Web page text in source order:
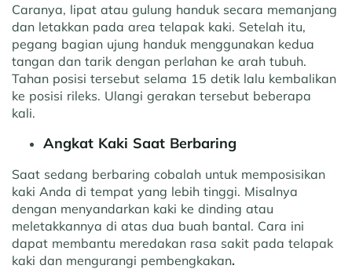
Caranya, lipat atau gulung handuk secara memanjang
dan letakkan pada area telapak kaki. Setelah itu,
pegang bagian ujung handuk menggunakan kedua
tangan dan tarik dengan perlahan ke arah tubuh.
Tahan posisi tersebut selama 15 detik lalu kembalikan
ke posisi rileks. Ulangi gerakan tersebut beberapa
kali.
Angkat Kaki Saat Berbaring
Saat sedang berbaring cobalah untuk memposisikan
kaki Anda di tempat yang lebih tinggi. Misalnya
dengan menyandarkan kaki ke dinding atau
meletakkannya di atas dua buah bantal. Cara ini
dapat membantu meredakan rasa sakit pada telapak
kaki dan mengurangi pembengkakan.